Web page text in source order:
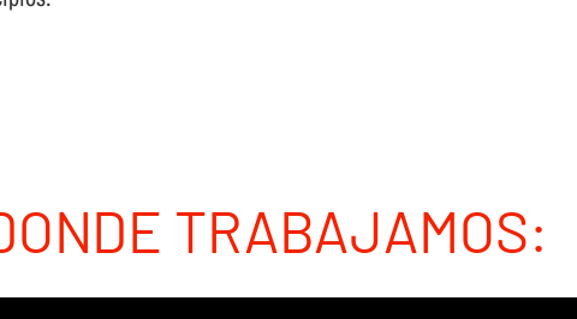
TRABAJAMOS: